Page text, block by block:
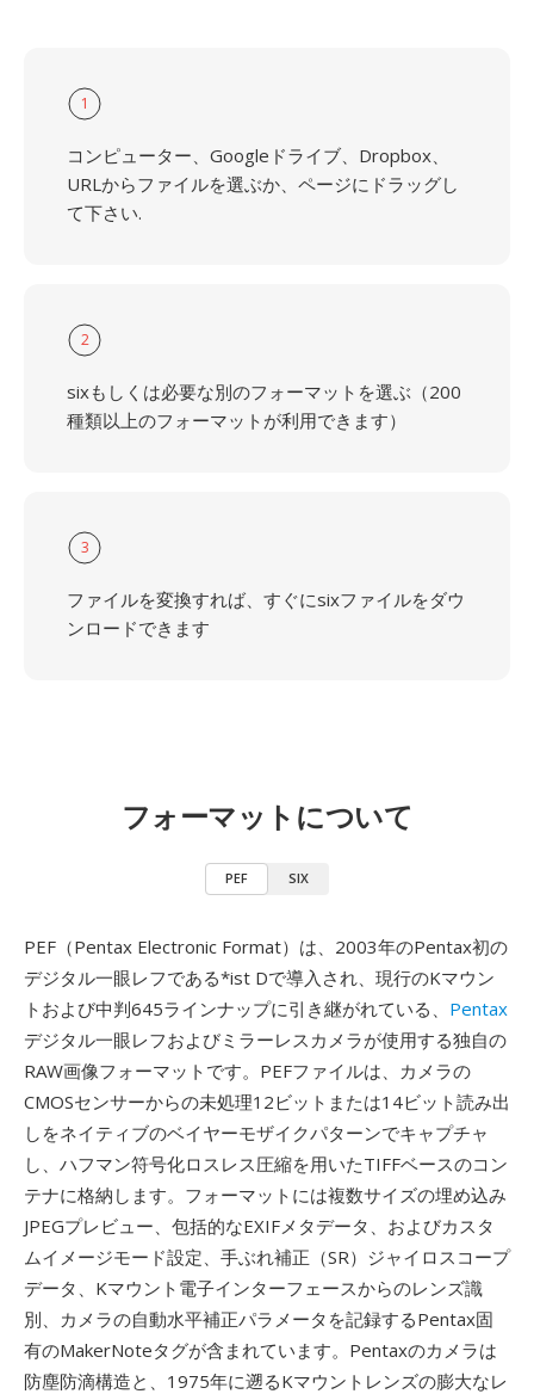
1
コンピューター、Googleドライブ、Dropbox、
URLからファイルを選ぶか、ページにドラッグし
て下さい.
2
sixもしくは必要な別のフォーマットを選ぶ（200
種類以上のフォーマットが利用できます）
3
ファイルを変換すれば、すぐにsixファイルをダウ
ンロードできます
フォーマットについて
PEF SIX
PEF（Pentax Electronic Format）は、2003年のPentax初の
デジタル一眼レフである*ist Dで導入され、現行のKマウン
トおよび中判645ラインナップに引き継がれている、 Pentax
デジタル一眼レフおよびミラーレスカメラが使用する独自の
RAW画像フォーマットです。PEFファイルは、カメラの
CMOSセンサーからの未処理12ビットまたは14ビット読み出
しをネイティブのベイヤーモザイクパターンでキャプチャ
し、ハフマン符号化ロスレス圧縮を用いたTIFFベースのコン
テナに格納します。フォーマットには複数サイズの埋め込み
JPEGプレビュー、包括的なEXIFメタデータ、およびカスタ
ムイメージモード設定、手ぶれ補正（SR）ジャイロスコープ
データ、Kマウント電子インターフェースからのレンズ識
別、カメラの自動水平補正パラメータを記録するPentax固
有のMakerNoteタグが含まれています。Pentaxのカメラは
防塵防滴構造と、1975年に遡るKマウントレンズの膨大なレ